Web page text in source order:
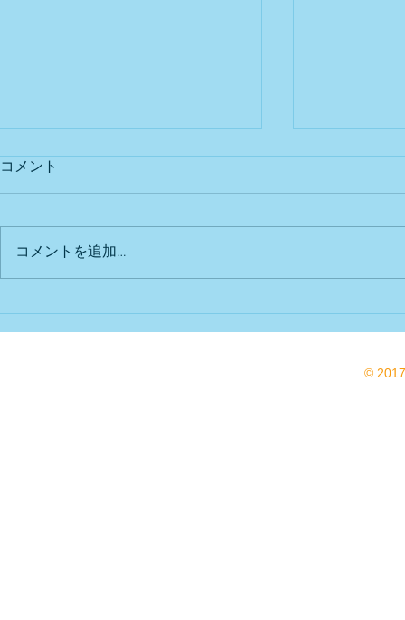
出店予定
コメント
コメントを追加…
©